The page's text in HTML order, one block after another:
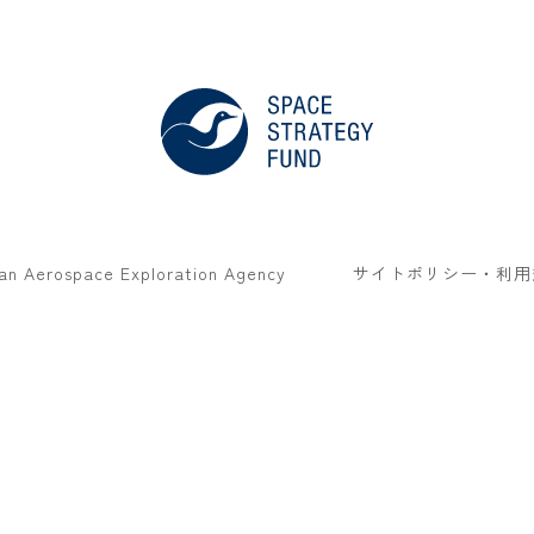
Aerospace Exploration Agency サイトポリシー・利